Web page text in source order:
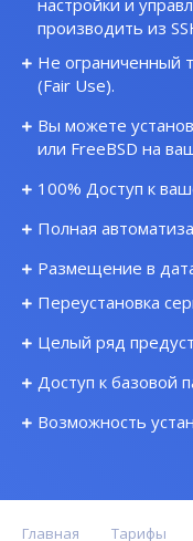
настройки и
производить из
Не ограниченный
(Fair Use).
Вы можете
или FreeBSD на
100% Доступ к
Полная
Размещение в
Переустановка
Целый ряд
Доступ к базовой
Возможность
Главная Тарифы